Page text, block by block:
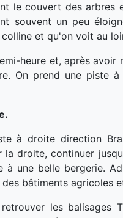
le couvert des arbres
souvent un peu
et qu'on voit au
heure et, après
On prend une piste
à droite direction
la droite, continuer
à une belle bergerie.
bâtiments agricoles
les balisages